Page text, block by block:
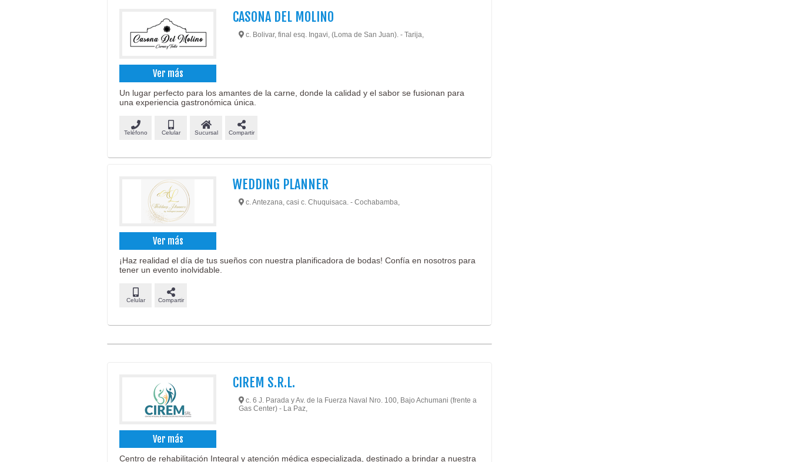
Ver más
CASONA DEL MOLINO
c. Bolivar, final esq. Ingavi, (Loma de San Juan). - Tarija,
Un lugar perfecto para los amantes de la carne, donde la calidad y el sabor se fusionan para
una experiencia gastronómica única.
Teléfono Celular Sucursal Compartir
Ver más
WEDDING PLANNER
c. Antezana, casi c. Chuquisaca. - Cochabamba,
¡Haz realidad el día de tus sueños con nuestra planificadora de bodas! Confía en nosotros para
tener un evento inolvidable.
Celular Compartir
Ver más
CIREM S.R.L.
c. 6 J. Parada y Av. de la Fuerza Naval Nro. 100, Bajo Achumani (frente a
Gas Center) - La Paz,
Centro de rehabilitación Integral y atención médica especializada, destinado a brindar a nuestra